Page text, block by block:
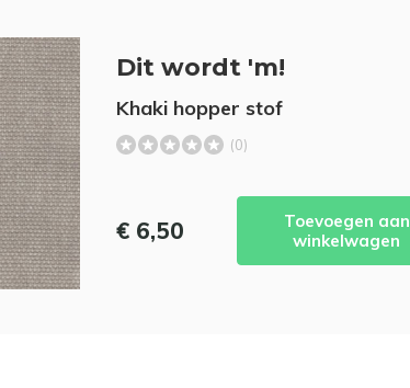
Dit wordt 'm!
Khaki hopper stof
(0)
€ 6,50
Toevoegen aan
winkelwagen